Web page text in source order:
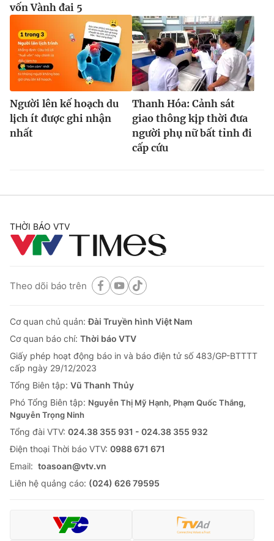
vốn Vành đai 5
Người lên kế hoạch du
lịch ít được ghi nhận
nhất
Thanh Hóa: Cảnh sát
giao thông kịp thời đưa
người phụ nữ bất tỉnh đi
cấp cứu
THỜI BÁO VTV
Theo dõi báo trên
Cơ quan chủ quản:Đài Truyền hình Việt Nam
Cơ quan báo chí: Thời báo VTV
Giấy phép hoạt động báo in và báo điện tử số 483/GP-BTTTT
cấp ngày 29/12/2023
Tổng Biên tập: Vũ Thanh Thủy
Phó Tổng Biên tập: Nguyễn Thị Mỹ Hạnh, Phạm Quốc Thắng,
Nguyễn Trọng Ninh
Tổng đài VTV: 024.38 355 931 - 024.38 355 932
Ðiện thoại Thời báo VTV: 0988 671 671
Email: toasoan@vtv.vn
Liên hệ quảng cáo: (024) 626 79595